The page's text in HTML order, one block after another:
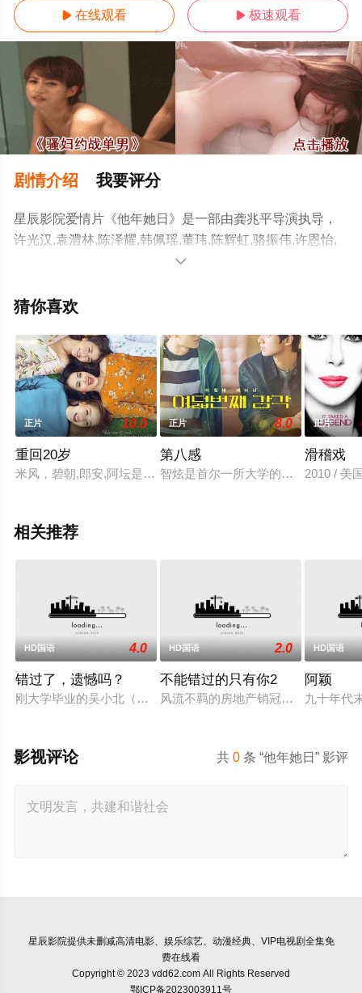
 在线观看  极速观看
剧情介绍 我要评分
星辰影院爱情片《他年她日》是一部由龚兆平导演执导，
许光汉,袁澧林,陈泽耀,韩佩瑶,董玮,陈辉虹,骆振伟,许恩怡,
谢咏欣等演员精彩演绎的中国香港 / 中国台湾电影，手机免
关信息可移步至豆瓣电影、电视猫或剧情网等平台了解。

猜你喜欢
正片 10.0
重回20岁
米风，碧朝,郎安,阿坛是从小到大的好朋友，他们性格各异。米
正片 8.0
第八感
智炫是首尔一所大学的新生。他来
正片
滑稽戏
2010 / 美
相关推荐
HD国语 4.0
错过了，遗憾吗？
刚大学毕业的吴小北（庄达菲 饰）被初恋男友李天昊（周澄奧
HD国语 2.0
不能错过的只有你2
风流不羁的房地产销冠江来（吴翊歌
HD国语
阿颖
九十年代
共0 条 “他年她日” 影评
影视评论
星辰影院提供未删减高清电影、娱乐综艺、动漫经典、VIP电视剧全集免
费在线看
Copyright © 2023 vdd62.com All Rights Reserved
鄂ICP备2023003911号